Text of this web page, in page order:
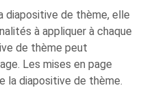
diapositive de thème, elle
à appliquer à chaque
de thème peut
Les mises en page
la diapositive de thème.